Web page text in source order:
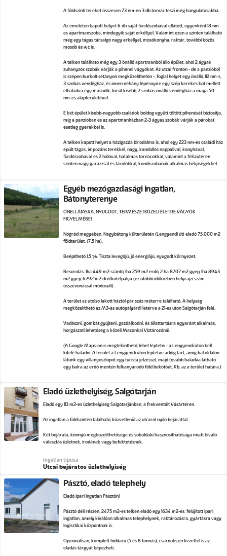
A földszinti tereket összesen 73 nm-en 3 db tornác teszi még hangulatosabbá.
Az emeleten kapott helyet 6 db saját fürdőszobával ellátott, egyenként 18 nm-
es apartmanszoba, mindegyik saját erkéllyel. Valamint ezen a szinten található
még egy tágas társalgó nagy erkéllyel, mosókonyha, raktár, további közös
mosdó és wc is.
A telken található még egy 3 önálló apartmanból álló épület, ahol 2 ágyas
zuhanyzós szobák várják a pihenni vágyókat. Az utcai fronton - de a panzióból
is szépen burkolt sétányon megközelíthetőn -, foglal helyet egy önálló, 112 nm-s,
3 szobás vendégház, és innen néhány lépésnyire egy szép kerekes kút mellett
elhaladva egy második, kicsit kisebb, 2 szobás önálló vendégház a maga 50
nm-es alapterületével.
E két épület kisebb-nagyobb családok boldog együtt töltött pihenését biztosítja,
míg a panzióban és az apartmanházban 2-3 ágyas szobák várják a párokat
esetleg gyerekkel is.
A telken kapott helyet a házigazda birodalma is, ahol egy 223 nm-es családi ház
épült tágas, impozáns terekkel, nagy, kandallós nappalival, konyhával,
fürdőszobával és 2 hálóval, hatalmas tornácokkal, valamint a félszuterén
szinten nagy garázzsal és tárolókkal, kondiszobának alkalmas helyiségekkel.
Egyéb mezőgazdasági ingatlan,
Bátonyterenye
ÖNELLÁTÁSRA, NYUGODT, TERMÉSZETKÖZELI ÉLETRE VÁGYÓK
FIGYELMÉBE!
Nógrád megyében, Nagybátony külterületén (Lengyendi út) eladó 75.000 m2
földterület. (7,5 ha).
Beépíthető 1,5 %. Tiszta levegőjű, jó energiájú, nyugodt környezet.
Besorolás: 1ha 449 m2 szántó, 1ha 259 m2 erdő, 2 ha 8707 m2 gyep, 1ha 8943
m2 gyep, 6292 m2 drótkötélpálya (ez utóbbi időközben helyrajzi szám
összevonással módosult) .
A terület az utolsó lakott háztól pár száz méterre található. A helység
megközelíthető az M3-as autópályáról letérve a 21-es úton Salgótarján felé.
Vadászni, gombát gyűjteni, gazdálkodni, és állattartásra egyaránt alkalmas,
horgászati lehetőség a közeli Maconkai Víztározónál.
(A Google Maps-on is megtekinthető, lehet léptetni - a Lengyendi úton kell
kifelé haladni. A terület a Lengyendi úton léptetve addig tart, amíg bal oldalon
látunk egy villanyoszlopot egy turista jelzéssel, majd tovább haladva látható
egy balra az erdő mentén felkanyarodó föld bekötőút. Kb. az a terület határa.)
Eladó üzlethelyiség, Salgótarján
Eladó egy 113 m2-es üzlethelyiség Salgótarjánban, a frekventált Vásártéren.
Az ingatlan a földszinten található, közvetlenül az utcáról nyíló bejárattal.
Két bejárata, könnyű megközelíthetősége és sokoldalú hasznosíthatósága miatt kiváló
választás üzletnek, irodának vagy befektetésnek.
Ingatlan típusa
Utcai bejáratos üzlethelyiség
Pásztó, eladó telephely
Eladó ipari ingatlan Pásztón!
Pásztó déli részén, 2475 m2-es telken eladó egy 1634 m2-es, felújított ipari
ingatlan, amely kiválóan alkalmas telephelynek, raktározásra, gyártásra vagy
logisztikai központnak is.
Opcionálisan, komplett híddaru (5 és 8 tonnás), csarnokszerkezettel is az
eladás tárgyát képezheti.